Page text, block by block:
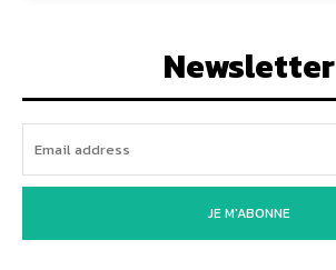
Newsletter
JE M'ABONNE